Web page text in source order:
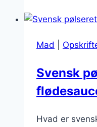
Mad
Svensk
Hvad er